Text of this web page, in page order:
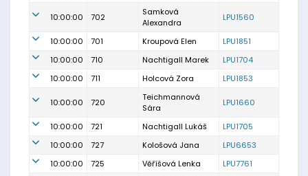
10:00:00 702
Samková
Alexandra
LPU1560
10:00:00 701 Kroupová Elen
LPU1851
10:00:00
710 Nachtigall Marek
LPU1704
10:00:00
711 Holcová Zora LPU1853
10:00:00 720
Teichmannová
Sára
LPU1660
10:00:00 721 Nachtigall Lukáš
LPU1705
10:00:00
727 Kološová Jana
LPU6653
10:00:00
725 Věříšová Lenka
LPU7761